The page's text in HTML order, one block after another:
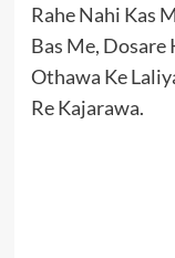
Rahe Nahi Kas
Bas Me, Dosare
Othawa Ke
Re Kajarawa.